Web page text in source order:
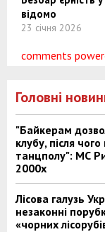
відомо
23 січня 2026
comments
Головні
"Байкерам
клубу, після
танцполу": МС
2000х
Лісова галузь
незаконні
«чорних